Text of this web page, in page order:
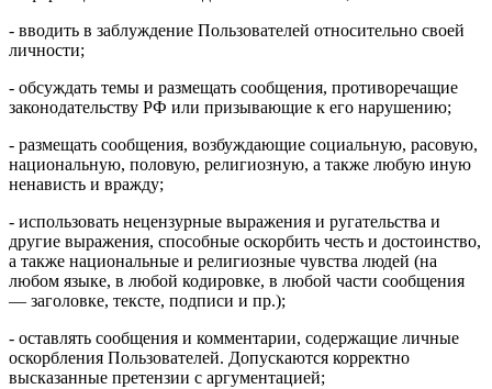
- вводить в заблуждение Пользователей относительно своей
личности;
- обсуждать темы и размещать сообщения, противоречащие
законодательству РФ или призывающие к его нарушению;
- размещать сообщения, возбуждающие социальную, расовую,
национальную, половую, религиозную, а также любую иную
ненависть и вражду;
- использовать нецензурные выражения и ругательства и
другие выражения, способные оскорбить честь и достоинство,
а также национальные и религиозные чувства людей (на
любом языке, в любой кодировке, в любой части сообщения
— заголовке, тексте, подписи и пр.);
- оставлять сообщения и комментарии, содержащие личные
оскорбления Пользователей. Допускаются корректно
высказанные претензии с аргументацией;